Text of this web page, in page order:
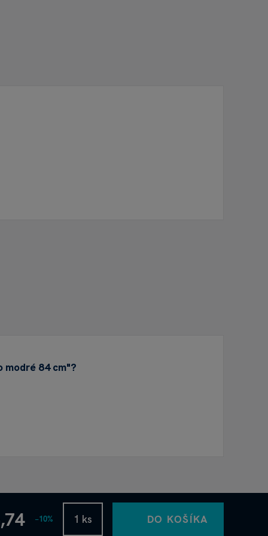
84 cm"?
−10% DO KOŠÍKA